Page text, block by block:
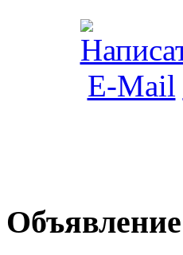
Объявление